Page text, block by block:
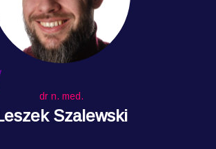
dr n. med.
Szalewski